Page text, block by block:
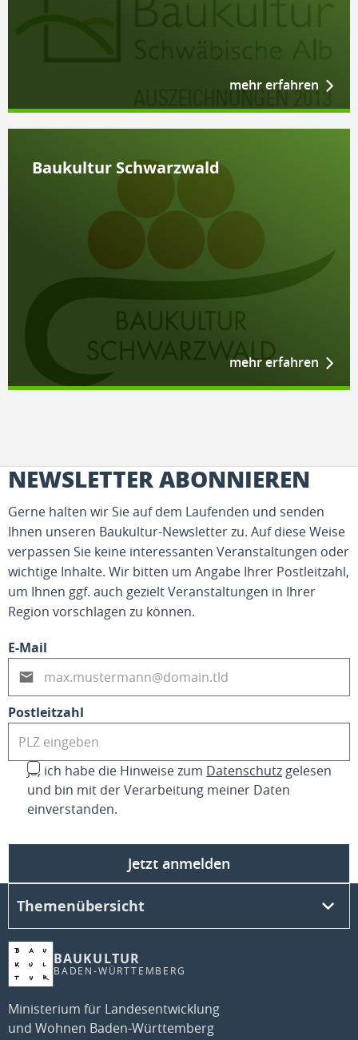
mehr erfahren
Bau­kul­tur Schwarz­wald
mehr erfahren
NEWSLETTER ABONNIEREN
Gerne halten wir Sie auf dem Laufenden und senden
Ihnen unseren Baukultur-Newsletter zu. Auf diese Weise
verpassen Sie keine interessanten Veranstaltungen oder
wichtige Inhalte. Wir bitten um Angabe Ihrer Postleitzahl,
um Ihnen ggf. auch gezielt Veranstaltungen in Ihrer
Region vorschlagen zu können.
E-Mail
Postleitzahl
Ja, ich habe die Hinweise zum Datenschutz gelesen
und bin mit der Verarbeitung meiner Daten
einverstanden.
Jetzt anmelden
BAUKULTUR
BADEN-WÜRTTEMBERG
Ministerium für Landesentwicklung
und Wohnen Baden-Württemberg
Themenübersicht